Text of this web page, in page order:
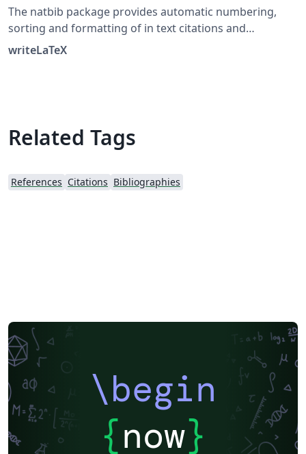
The natbib package provides automatic numbering,
sorting and formatting of in text citations and
bibliographic references in LaTeX. It supports both
look.
writeLaTeX
Related Tags
References Citations Bibliographies
\begin
{now}